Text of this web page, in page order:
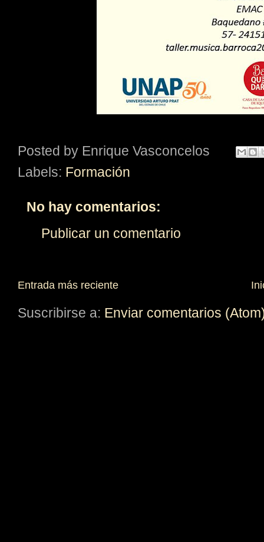
Posted by Enrique Vasconcelos
Labels: Formación
No hay comentarios:
Publicar un comentario
Entrada más reciente
Suscribirse a: Enviar comentarios